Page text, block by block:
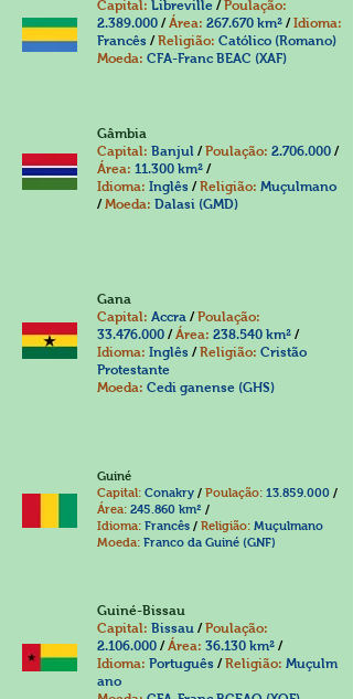
Capital: Libreville / Poulação:
2.389.000 /Área: 267.670 km² /Idioma:
Francês /Religião: Católico (Romano)
Moeda: CFA-Franc BEAC (XAF)
Gâmbia
Capital: Banjul / Poulação: 2.706.000 /
Área: 11.300 km² /
Idioma: Inglês /Religião: Muçulmano
/ Moeda: Dalasi (GMD)
Gana
Capital: Accra / Poulação:
33.476.000 /Área: 238.540 km² /
Idioma: Inglês /Religião: Cristão
Protestante
Moeda: Cedi ganense (GHS)
Guiné
Capital: Conakry / Poulação: 13.859.000 /
Área: 245.860 km² /
Idioma: Francês / Religião: Muçulmano
Moeda: Franco da Guiné (GNF)
Guiné-Bissau
Capital: Bissau / Poulação:
2.106.000 /Área: 36.130 km² /
Idioma: Português /Religião: Muçulm
ano